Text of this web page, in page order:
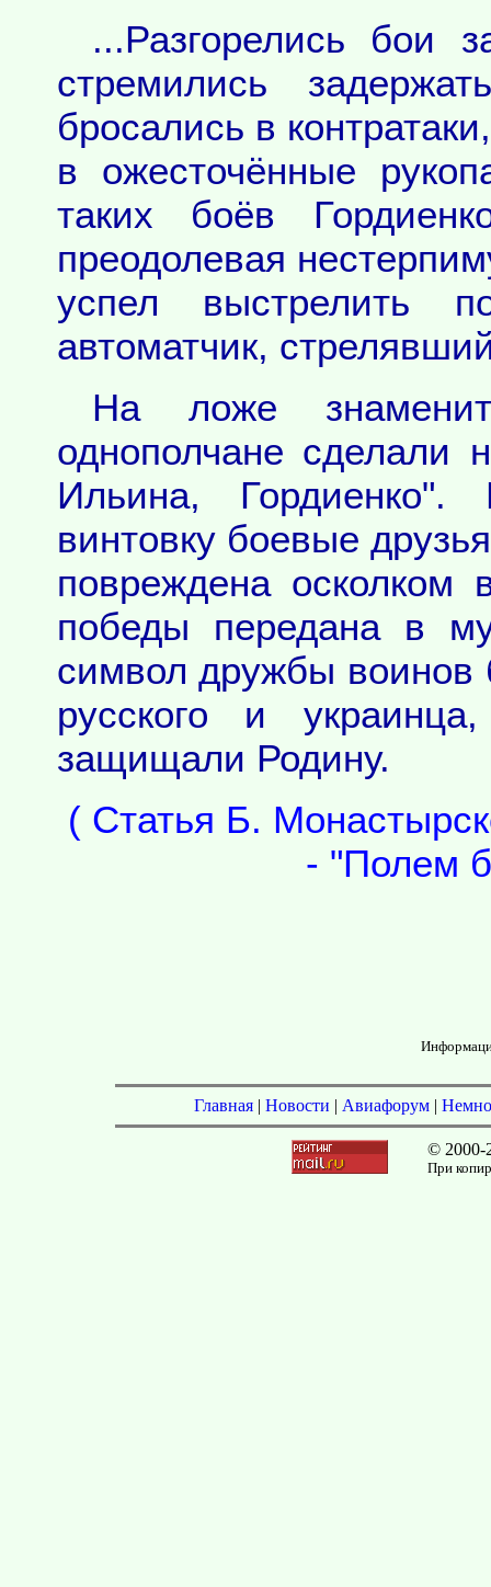
...Разгорелись бои
стремились
бросались в
в ожесточённые
таких боёв
преодолевая
успел выстрелить
автоматчик,
На ложе
однополчане сделали
Ильина,
винтовку боевые
повреждена осколком
победы передана в
символ дружбы воинов
русского и
защищали Родину.
( Статья Б.
- "Полем
Главная | Новости | Авиафорум |
© 2000-
При